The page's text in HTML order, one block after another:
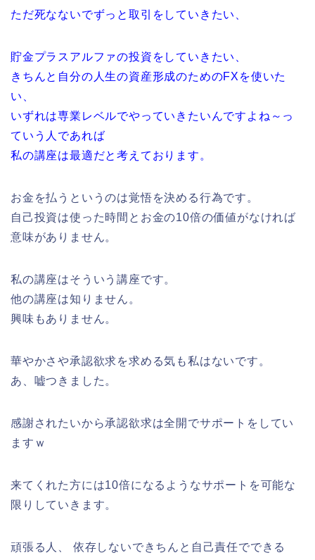
ただ死なないでずっと取引をしていきたい、
貯金プラスアルファの投資をしていきたい、
きちんと自分の人生の資産形成のためのFXを使いた
い、
いずれは専業レベルでやっていきたいんですよね～っ
ていう人であれば
私の講座は最適だと考えております。
お金を払うというのは覚悟を決める行為です。
自己投資は使った時間とお金の10倍の価値がなければ
意味がありません。
私の講座はそういう講座です。
他の講座は知りません。
興味もありません。
華やかさや承認欲求を求める気も私はないです。
あ、嘘つきました。
感謝されたいから承認欲求は全開でサポートをしてい
ますｗ
来てくれた方には10倍になるようなサポートを可能な
限りしていきます。
頑張る人、 依存しないできちんと自己責任でできる